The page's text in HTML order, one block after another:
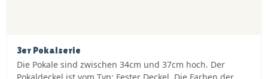
3er Pokalserie
Die Pokale sind zwischen 34cm und 37cm hoch. Der